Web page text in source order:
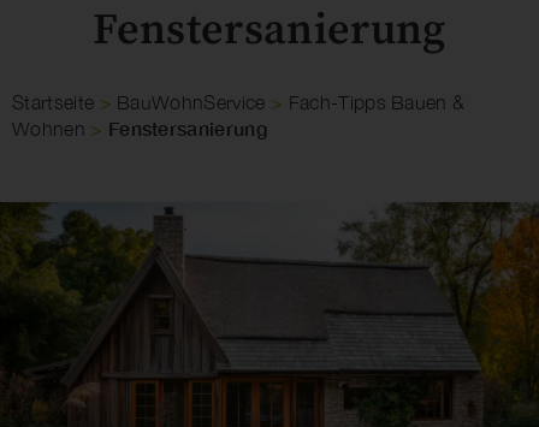
Fenstersanierung
Startseite > BauWohnService > Fach-Tipps Bauen &
Wohnen > Fenstersanierung